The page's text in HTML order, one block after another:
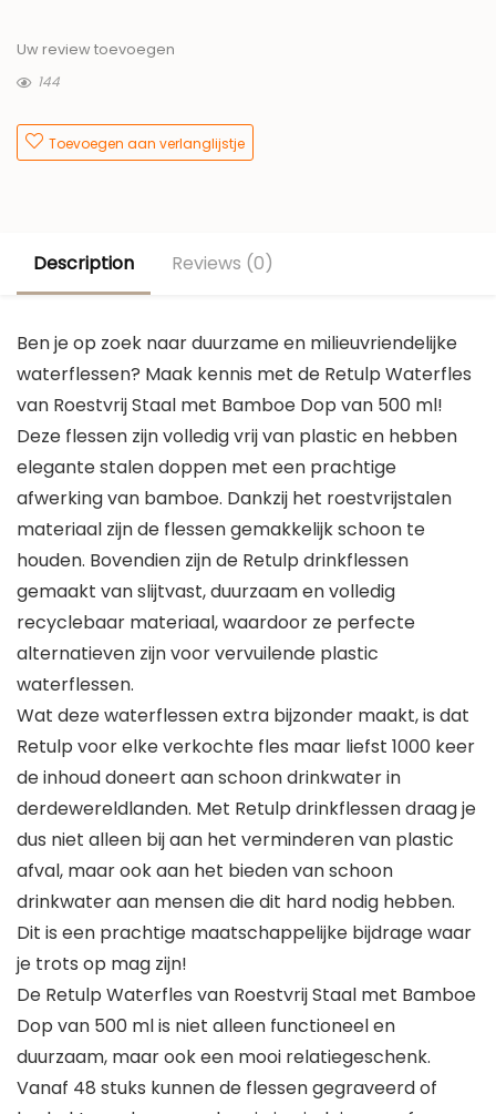
Uw review toevoegen
144
Toevoegen aan verlanglijstje
Description Reviews (0)
Ben je op zoek naar duurzame en milieuvriendelijke
waterflessen? Maak kennis met de Retulp Waterfles
van Roestvrij Staal met Bamboe Dop van 500 ml!
Deze flessen zijn volledig vrij van plastic en hebben
elegante stalen doppen met een prachtige
afwerking van bamboe. Dankzij het roestvrijstalen
materiaal zijn de flessen gemakkelijk schoon te
houden. Bovendien zijn de Retulp drinkflessen
gemaakt van slijtvast, duurzaam en volledig
recyclebaar materiaal, waardoor ze perfecte
alternatieven zijn voor vervuilende plastic
waterflessen.
Wat deze waterflessen extra bijzonder maakt, is dat
Retulp voor elke verkochte fles maar liefst 1000 keer
de inhoud doneert aan schoon drinkwater in
derdewereldlanden. Met Retulp drinkflessen draag je
dus niet alleen bij aan het verminderen van plastic
afval, maar ook aan het bieden van schoon
drinkwater aan mensen die dit hard nodig hebben.
Dit is een prachtige maatschappelijke bijdrage waar
je trots op mag zijn!
De Retulp Waterfles van Roestvrij Staal met Bamboe
Dop van 500 ml is niet alleen functioneel en
duurzaam, maar ook een mooi relatiegeschenk.
Vanaf 48 stuks kunnen de flessen gegraveerd of